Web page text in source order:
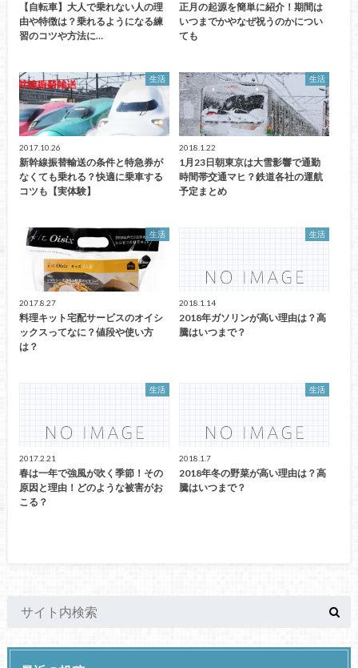
【自転車】大人で乗れない人の理
由や特徴は？乗れるようになる練
習のコツや方法に…
正月の起源を簡単に紹介！期間は
いつまでかやなぜ祝うのかについ
ても
生活
2017.10.26
新幹線振替輸送の条件と特急券が
なくても乗れる？快適に乗車する
コツも【実体験】
生活
2018.1.22
1月23日朝東京は大雪影響で通勤
時間帯交通マヒ？鉄道各社の運航
予定まとめ
生活
2017.8.27
料理キット宅配サービスのオイシ
ックスってなに？値段や使い方
は？
生活
2018.1.14
2018年ガソリンが高い理由は？高
騰はいつまで？
生活
2017.2.21
春は一年で強風が吹く季節！その
原因と理由！どのような被害がお
こる？
生活
2018.1.7
2018年冬の野菜が高い理由は？高
騰はいつまで？